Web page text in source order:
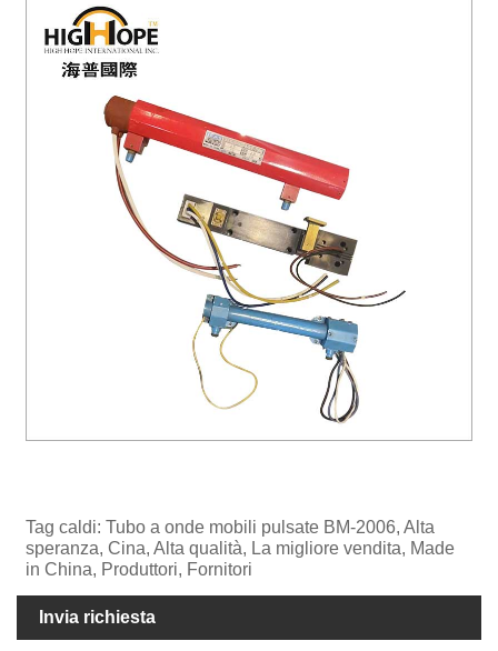
Tag caldi: Tubo a onde mobili pulsate BM-2006, Alta
speranza, Cina, Alta qualità, La migliore vendita, Made
in China, Produttori, Fornitori
Invia richiesta